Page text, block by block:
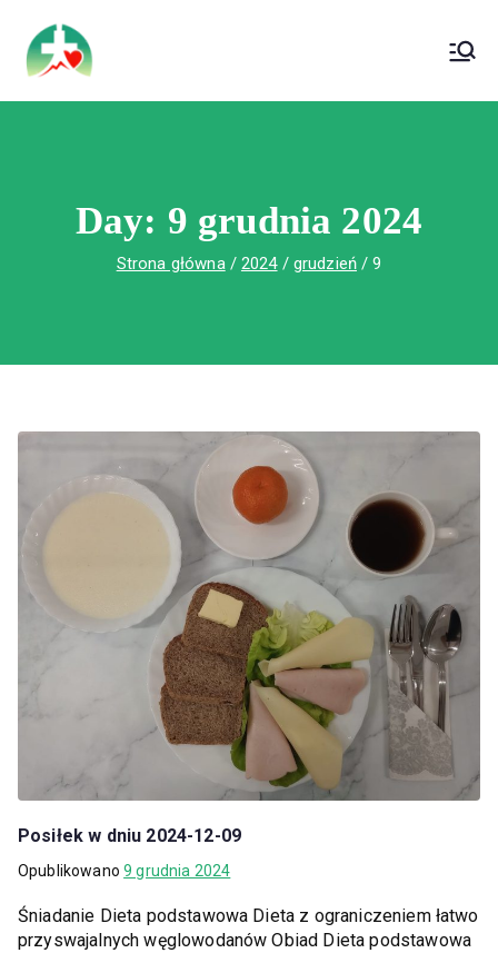
treści
Wojewódzki Szpital Specjalistyczny im.
Św. Rafała w Czerwonej Górze
Day: 9 grudnia 2024
Strona główna 2024 grudzień 9
Posiłek w dniu 2024-12-09
Opublikowano9 grudnia 2024
Śniadanie Dieta podstawowa Dieta z ograniczeniem łatwo
przyswajalnych węglowodanów Obiad Dieta podstawowa